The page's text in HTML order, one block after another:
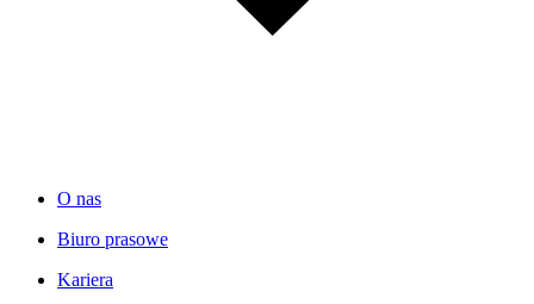
O nas
Biuro prasowe
Kariera